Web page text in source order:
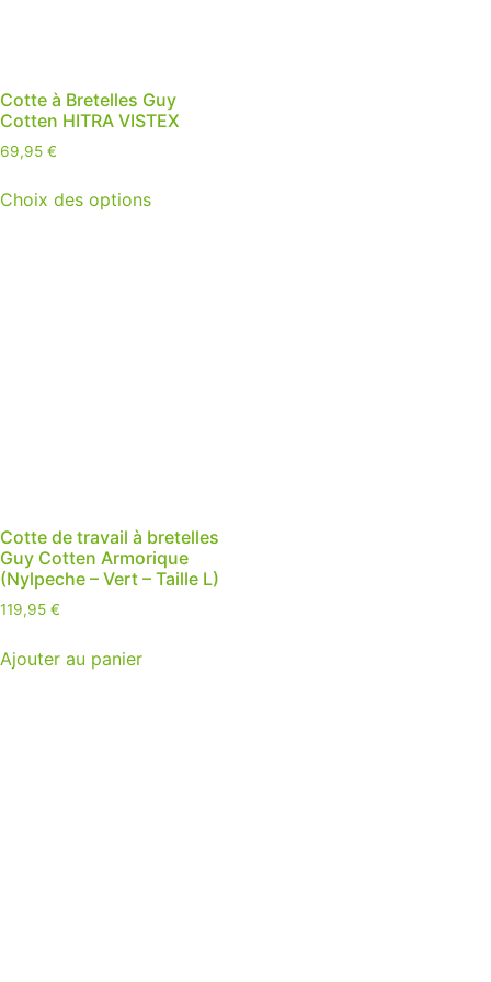
Cotte à Bretelles Guy
Cotten HITRA VISTEX
69,95 €
Choix des options
Cotte de travail à bretelles
Guy Cotten Armorique
(Nylpeche – Vert – Taille L)
119,95 €
Ajouter au panier